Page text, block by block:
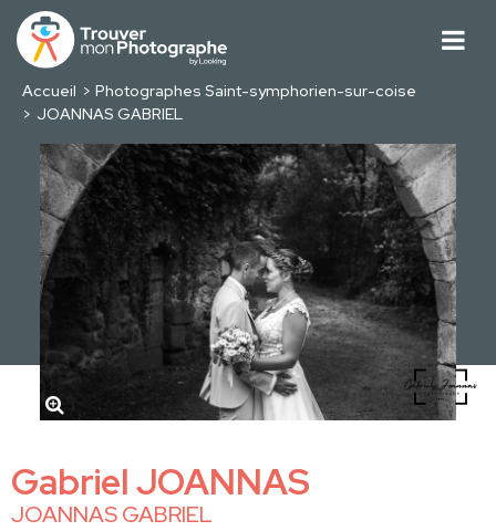
Accueil
Photographes Saint-symphorien-sur-coise
JOANNAS GABRIEL
Gabriel JOANNAS
JOANNAS GABRIEL